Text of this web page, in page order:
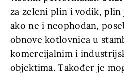
za zeleni plin i vodik, plin
ako ne i neophodan,
obnove kotlovnica u
komercijalnim i
objektima. Također je